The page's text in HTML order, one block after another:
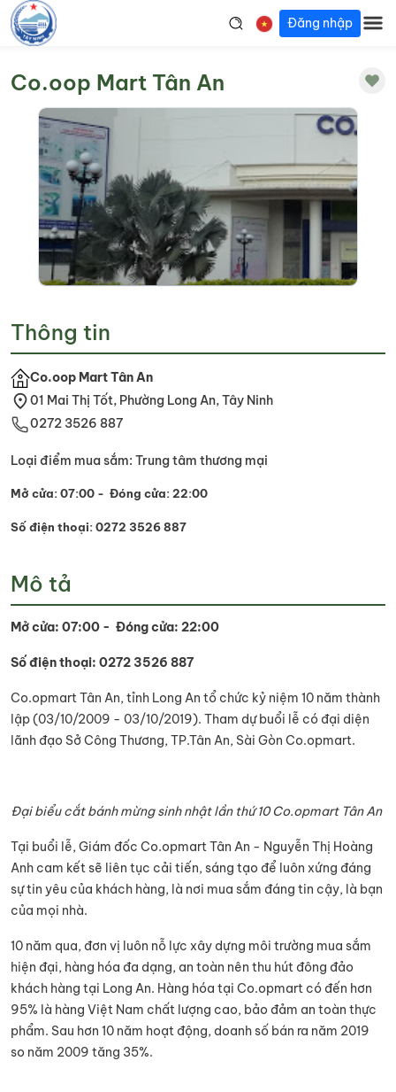
Đăng nhập
Co.oop Mart Tân An
Thông tin
Co.oop Mart Tân An
01 Mai Thị Tốt, Phường Long An, Tây Ninh
0272 3526 887
Loại điểm mua sắm: Trung tâm thương mại
Mở cửa: 07:00 - Đóng cửa: 22:00
Số điện thoại: 0272 3526 887
Mô tả
Mở cửa: 07:00 - Đóng cửa: 22:00
Số điện thoại: 0272 3526 887
Co.opmart Tân An, tỉnh Long An tổ chức kỷ niệm 10 năm thành
lập (03/10/2009 - 03/10/2019). Tham dự buổi lễ có đại diện
lãnh đạo Sở Công Thương, TP.Tân An, Sài Gòn Co.opmart.
Đại biểu cắt bánh mừng sinh nhật lần thứ 10 Co.opmart Tân An
Tại buổi lễ, Giám đốc Co.opmart Tân An - Nguyễn Thị Hoàng
Anh cam kết sẽ liên tục cải tiến, sáng tạo để luôn xứng đáng
sự tin yêu của khách hàng, là nơi mua sắm đáng tin cậy, là bạn
của mọi nhà.
10 năm qua, đơn vị luôn nỗ lực xây dựng môi trường mua sắm
hiện đại, hàng hóa đa dạng, an toàn nên thu hút đông đảo
khách hàng tại Long An. Hàng hóa tại Co.opmart có đến hơn
95% là hàng Việt Nam chất lượng cao, bảo đảm an toàn thực
phẩm. Sau hơn 10 năm hoạt động, doanh số bán ra năm 2019
so năm 2009 tăng 35%.